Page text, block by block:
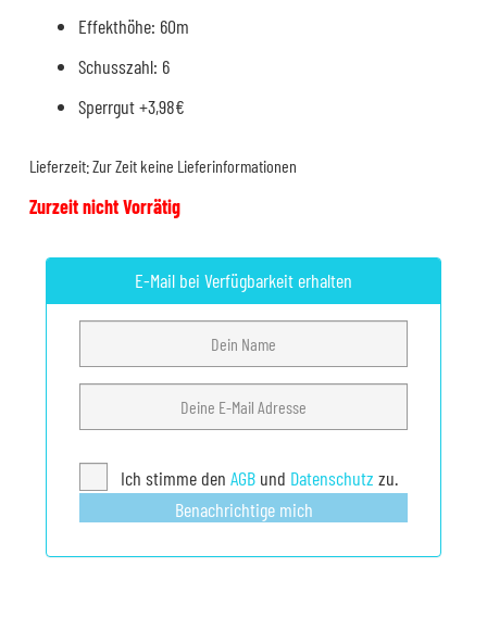
Effekthöhe: 60m
Schusszahl: 6
Sperrgut +3,98€
Lieferzeit:Zur Zeit keine Lieferinformationen
Zurzeit nicht Vorrätig
E-Mail bei Verfügbarkeit erhalten
Ich stimme denAGB und Datenschutz zu.
Benachrichtige mich